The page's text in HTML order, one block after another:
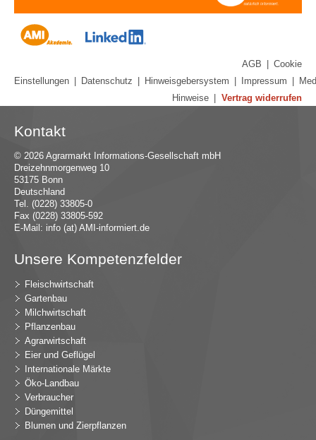
AGB
Cookie
Einstellungen
Datenschutz Hinweisgebersystem Impressum
Hinweise
Vertrag widerrufen
Kontakt
© 2026 Agrarmarkt Informations-Gesellschaft mbH
Dreizehnmorgenweg 10
53175 Bonn
Deutschland
Tel. (0228) 33805-0
Fax (0228) 33805-592
E-Mail: info (at) AMI-informiert.de
Unsere Kompetenzfelder
Fleischwirtschaft
Gartenbau
Milchwirtschaft
Pflanzenbau
Agrarwirtschaft
Eier und Geflügel
Internationale Märkte
Öko-Landbau
Verbraucher
Düngemittel
Blumen und Zierpflanzen